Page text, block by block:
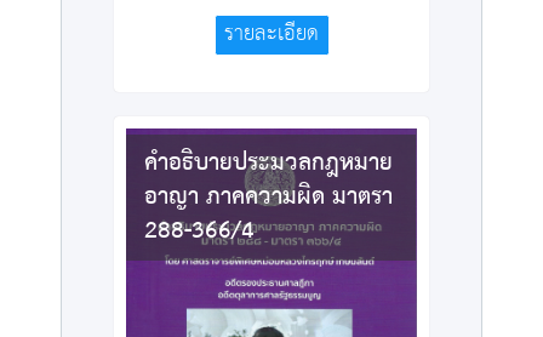
รายละเอียด
คำอธิบายประมวลกฎหมาย
อาญา ภาคความผิด มาตรา
288-366/4